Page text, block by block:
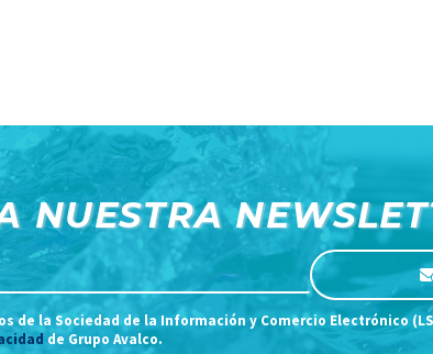
NUESTRA
de la Sociedad de la Información y Comercio Electrónico
de Grupo Avalco.